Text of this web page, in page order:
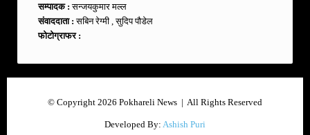
सम्पादक :सन्जयकुमार मल्ल
संवाददाता :सबिन रेग्मी , सुदिप पौडेल
फोटोग्राफर :
© Copyright 2026 Pokhareli News | All Rights Reserved
Developed By: Ashish Puri